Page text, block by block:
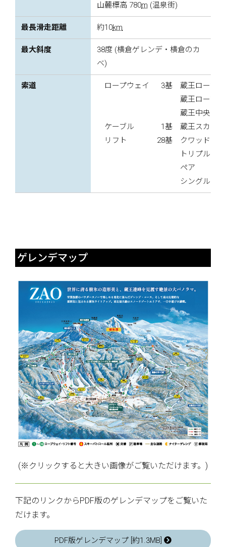
山麓標高 780m (温泉街)
最長滑走距離 約10km
最大斜度
38度 (横倉ゲレンデ・横倉のカ
ベ)
索道 ロープウェイ 3基 蔵王ロープ
蔵王ロープ
蔵王中央ロ
ケーブル
1基 蔵王スカイ
リフト
28基 クワッド
トリプル
ペア
シングル
ゲレンデマップ
(※クリックすると大きい画像がご覧いただけます。)
下記のリンクからPDF版のゲレンデマップをご覧いた
だけます。
PDF版ゲレンデマップ [約1.3MB]